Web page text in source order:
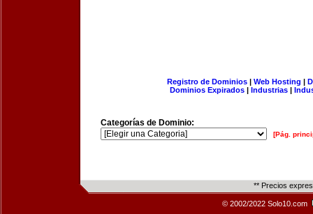
Registro de Dominios| Web Hosting |
Dominios Expirados | Industrias |
Categorías de Dominio:
[Pág.
** Precios
© 2002/2022 Solo10.com